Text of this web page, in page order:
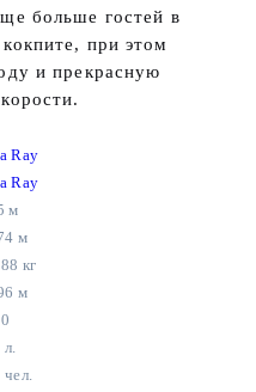
больше гостей в
при этом
и прекрасную
Ray
Ray
м
м
кг
м
л.
чел.